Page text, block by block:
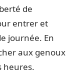
de
entrer et
journée. En
aux genoux
heures.